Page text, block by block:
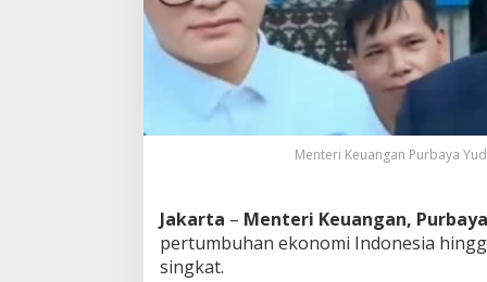
M
e
n
P
u
a
y
a
Menteri Keuangan Purbaya
Jakarta – Menteri Keuangan,
pertumbuhan ekonomi Indonesia
singkat.